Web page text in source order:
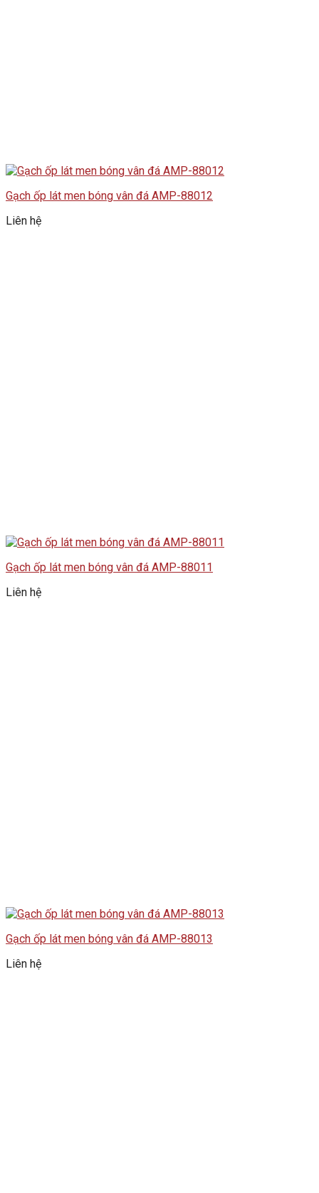
Gạch ốp lát men bóng vân đá AMP-88012
Liên hệ
Gạch ốp lát men bóng vân đá AMP-88011
Liên hệ
Gạch ốp lát men bóng vân đá AMP-88013
Liên hệ